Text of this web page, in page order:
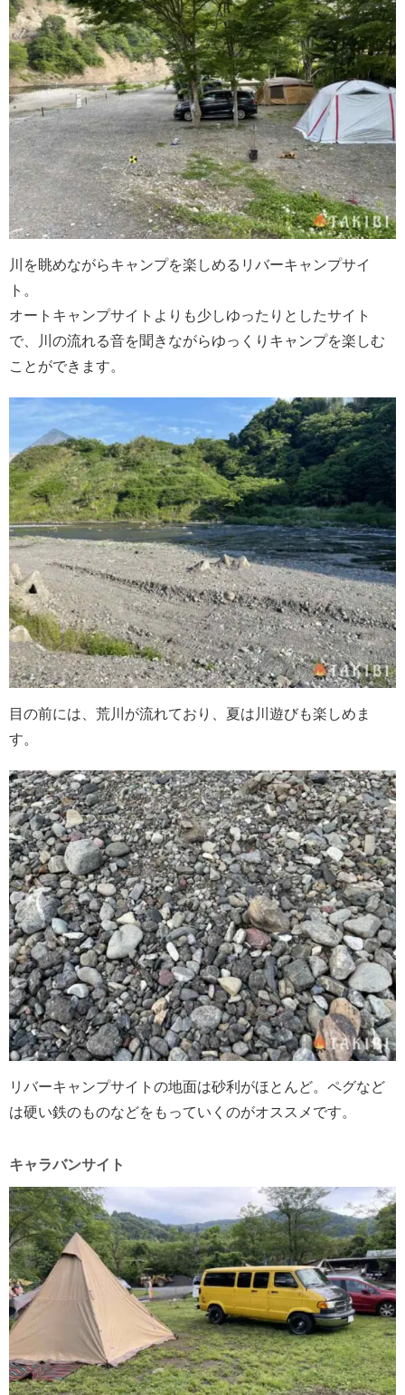
川を眺めながらキャンプを楽しめるリバーキャンプサイ
ト。
オートキャンプサイトよりも少しゆったりとしたサイト
で、川の流れる音を聞きながらゆっくりキャンプを楽しむ
ことができます。
目の前には、荒川が流れており、夏は川遊びも楽しめま
す。
リバーキャンプサイトの地面は砂利がほとんど。ペグなど
は硬い鉄のものなどをもっていくのがオススメです。
キャラバンサイト